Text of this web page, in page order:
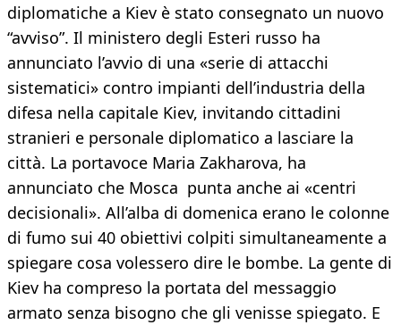
diplomatiche a Kiev è stato consegnato un nuovo
“avviso”. Il ministero degli Esteri russo ha
annunciato l’avvio di una «serie di attacchi
sistematici» contro impianti dell’industria della
difesa nella capitale Kiev, invitando cittadini
stranieri e personale diplomatico a lasciare la
città. La portavoce Maria Zakharova, ha
annunciato che Mosca punta anche ai «centri
decisionali». All’alba di domenica erano le colonne
di fumo sui 40 obiettivi colpiti simultaneamente a
spiegare cosa volessero dire le bombe. La gente di
Kiev ha compreso la portata del messaggio
armato senza bisogno che gli venisse spiegato. E